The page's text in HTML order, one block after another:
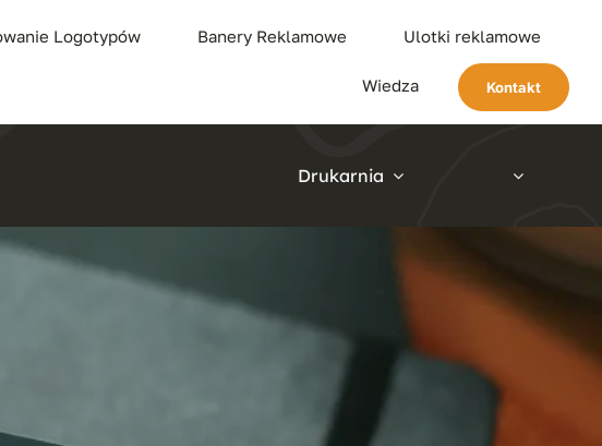
Logotypów Banery Reklamowe Ulotki reklamowe
Wiedza Kontakt
Drukarnia